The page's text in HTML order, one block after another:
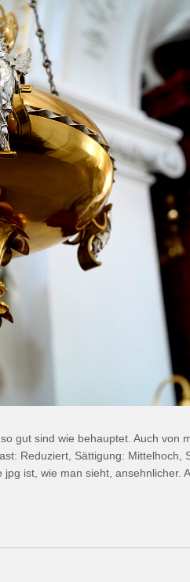
gut sind wie behauptet. Auch von
Reduziert, Sättigung: Mittelhoch,
ist, wie man sieht, ansehnlicher.